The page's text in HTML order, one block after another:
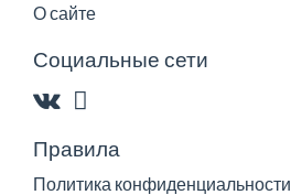
О сайте
Социальные сети
Правила
Политика конфиденциальности